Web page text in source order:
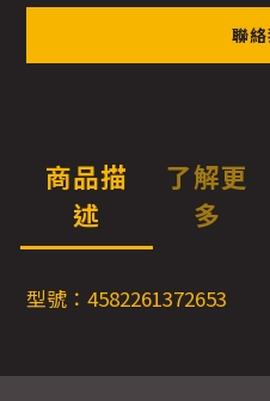
聯
商品描
述
了解更
多
型號：4582261372653